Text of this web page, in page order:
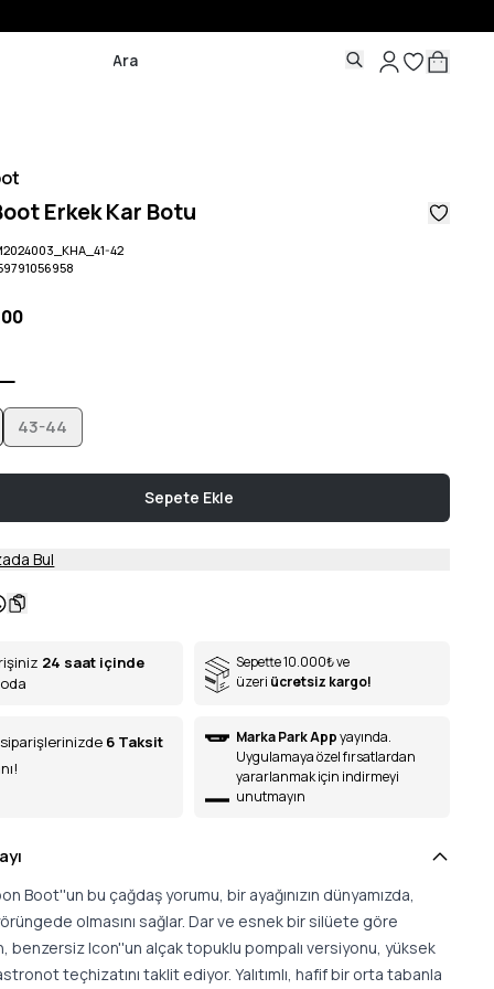
Erkek Kar Botu
42
43-44
Sepete Ekle
Bul
24 saat içinde
Sepette 10.000₺ve
üzeri ücretsiz kargo!
6 Taksit
Marka Park Appyayında.
Uygulamaya özel fırsatlardan
yararlanmak için indirmeyi
unutmayın
Boot''un bu çağdaş yorumu, bir ayağınızın dünyamızda,
olmasını sağlar. Dar ve esnek bir silüete göre
benzersiz Icon''un alçak topuklu pompalı versiyonu, yüksek
teçhizatını taklit ediyor. Yalıtımlı, hafif bir orta tabanla